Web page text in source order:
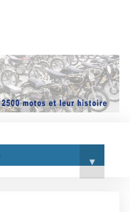
▾